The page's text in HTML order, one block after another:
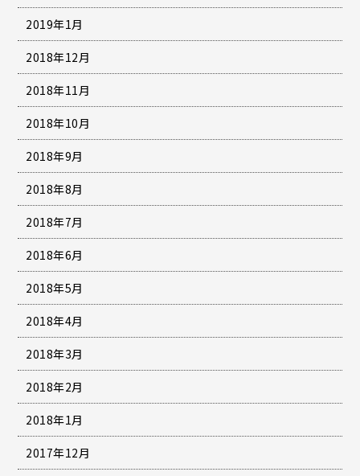
2019年1月
2018年12月
2018年11月
2018年10月
2018年9月
2018年8月
2018年7月
2018年6月
2018年5月
2018年4月
2018年3月
2018年2月
2018年1月
2017年12月